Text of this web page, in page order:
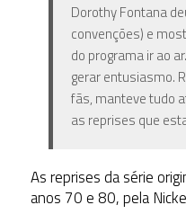
Dorothy Fontana
convenções) e
do programa ir ao
gerar entusiasmo.
fãs, manteve tudo
as reprises que
As reprises da série
anos 70 e 80, pela